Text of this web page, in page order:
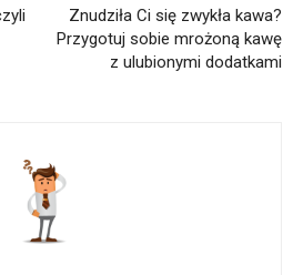
Znudziła Ci się zwykła kawa?
Przygotuj sobie mrożoną kawę
z ulubionymi dodatkami